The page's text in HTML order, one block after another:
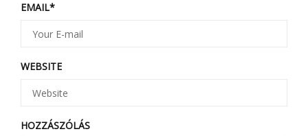
EMAIL*
WEBSITE
HOZZÁSZÓLÁS